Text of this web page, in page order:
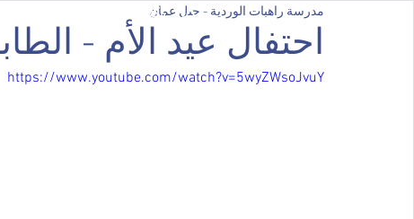
احتفال عيد الأم -
مدرسة راهبات الوردية - جبل عمان
https://www.youtube.com/watch?v=5wyZWsoJvuY
والمعرفة  ومهارات  تنمية التفكير،  وكذلك الاستفادة من